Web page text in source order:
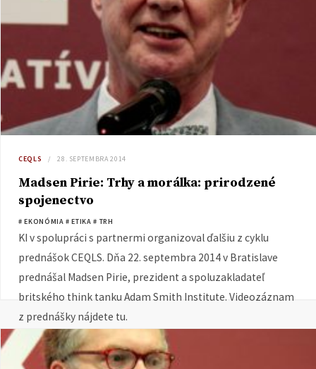
CEQLS 28. SEPTEMBRA 2014
Madsen Pirie: Trhy a morálka: prirodzené
spojenectvo
# EKONÓMIA # ETIKA # TRH
KI v spolupráci s partnermi organizoval ďalšiu z cyklu
prednášok CEQLS. Dňa 22. septembra 2014 v Bratislave
prednášal Madsen Pirie, prezident a spoluzakladateľ
britského think tanku Adam Smith Institute. Videozáznam
z prednášky nájdete tu.